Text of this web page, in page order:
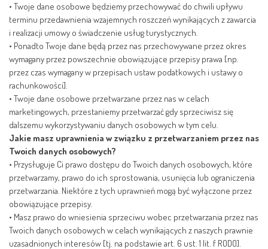
• Twoje dane osobowe będziemy przechowywać do chwili upływu
terminu przedawnienia wzajemnych roszczeń wynikających z zawarcia
i realizacji umowy o świadczenie usług turystycznych.
• Ponadto Twoje dane będą przez nas przechowywane przez okres
wymagany przez powszechnie obowiązujące przepisy prawa [np.
przez czas wymagany w przepisach ustaw podatkowych i ustawy o
rachunkowości].
• Twoje dane osobowe przetwarzane przez nas w celach
marketingowych, przestaniemy przetwarzać gdy sprzeciwisz się
dalszemu wykorzystywaniu danych osobowych w tym celu.
Jakie masz uprawnienia w związku z przetwarzaniem przez nas
Twoich danych osobowych?
• Przysługuje Ci prawo dostępu do Twoich danych osobowych, które
przetwarzamy, prawo do ich sprostowania, usunięcia lub ograniczenia
przetwarzania. Niektóre z tych uprawnień mogą być wyłączone przez
obowiązujące przepisy.
• Masz prawo do wniesienia sprzeciwu wobec przetwarzania przez nas
Twoich danych osobowych w celach wynikających z naszych prawnie
uzasadnionych interesów [tj. na podstawie art. 6 ust. 1 lit. f RODO].